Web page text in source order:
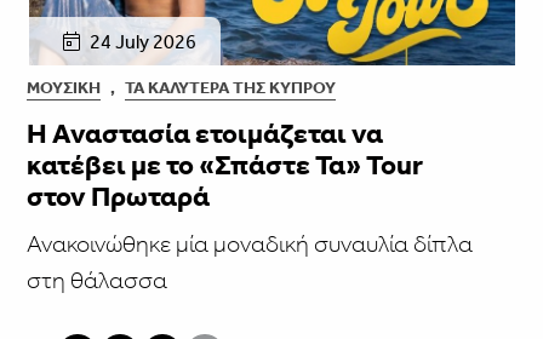
24 July 2026
ΜΟΥΣΙΚΉ , ΤΑ ΚΑΛΎΤΕΡΑ ΤΗΣ ΚΎΠΡΟΥ
Η Αναστασία ετοιμάζεται να
κατέβει με το «Σπάστε Τα» Tour
στον Πρωταρά
Ανακοινώθηκε μία μοναδική συναυλία δίπλα
στη θάλασσα